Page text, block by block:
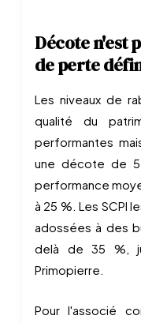
Décote n'est
de perte
Les niveaux de
qualité du
performantes
une décote de
performance
à 25 %. Les SCPI
adossées à des
delà de 35 %,
Primopierre.
Pour l'associé